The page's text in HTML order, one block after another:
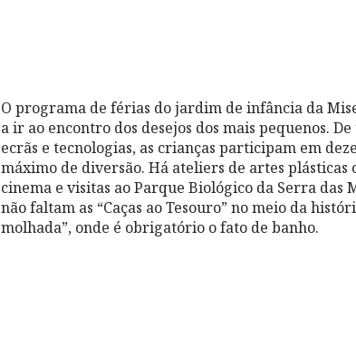
O programa de férias do jardim de infância da
a ir ao encontro dos desejos dos mais pequenos.
ecrãs e tecnologias, as crianças participam em
máximo de diversão. Há ateliers de artes plásticas
cinema e visitas ao Parque Biológico da Serra
não faltam as “Caças ao Tesouro” no meio da
molhada”, onde é obrigatório o fato de banho.